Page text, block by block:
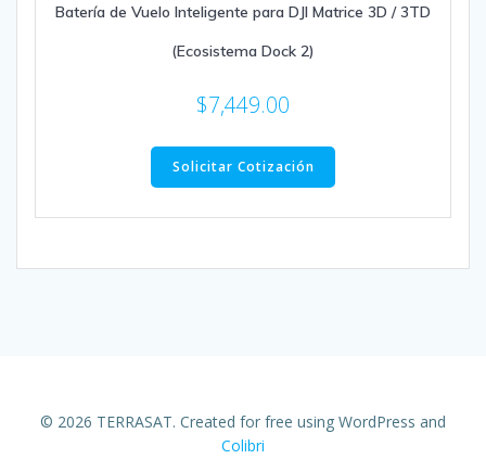
Batería de Vuelo Inteligente para DJI Matrice 3D / 3TD
(Ecosistema Dock 2)
$7,449.00
Solicitar Cotización
© 2026 TERRASAT. Created for free using WordPress and
Colibri